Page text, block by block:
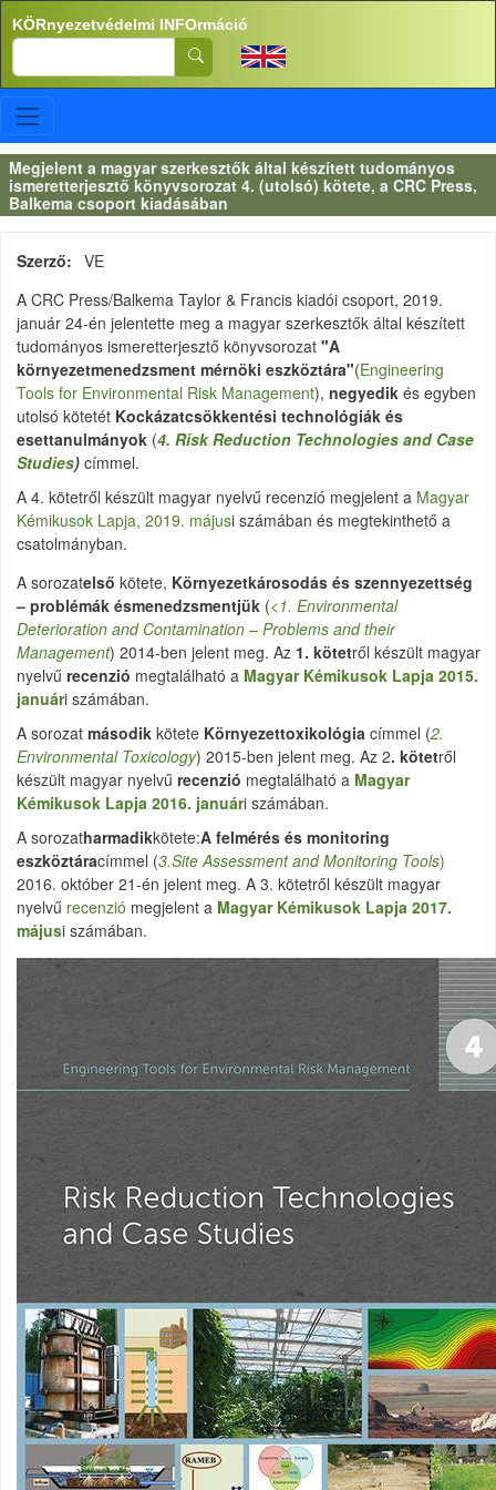
Ugrás a tartalomra
KÖRnyezetvédelmi INFOrmáció
Search
Megjelent a magyar szerkesztők által készített tudományos
ismeretterjesztő könyvsorozat 4. (utolsó) kötete, a CRC Press,
Balkema csoport kiadásában
Szerző
VE
A CRC Press/Balkema Taylor & Francis kiadói csoport, 2019.
január 24-én jelentette meg a magyar szerkesztők által készített
tudományos ismeretterjesztő könyvsorozat "A
környezetmenedzsment mérnöki eszköztára"(Engineering
Tools for Environmental Risk Management), negyedik és egyben
utolsó kötetét Kockázatcsökkentési technológiák és
esettanulmányok (4. Risk Reduction Technologies and Case
Studies) címmel.
A 4. kötetről készült magyar nyelvű recenzió megjelent a Magyar
Kémikusok Lapja, 2019. májusi számában és megtekinthető a
csatolmányban.
A sorozatelső kötete, Környezetkárosodás és szennyezettség
– problémák ésmenedzsmentjük (<1. Environmental
Deterioration and Contamination – Problems and their
Management) 2014-ben jelent meg. Az 1. kötetről készült magyar
nyelvű recenzió megtalálható a Magyar Kémikusok Lapja 2015.
januári számában.
A sorozat második kötete Környezettoxikológia címmel (2.
Environmental Toxicology) 2015-ben jelent meg. Az 2. kötetről
készült magyar nyelvű recenzió megtalálható a Magyar
Kémikusok Lapja 2016. januári számában.
A sorozatharmadikkötete:A felmérés és monitoring
eszköztáracímmel (3.Site Assessment and Monitoring Tools)
2016. október 21-én jelent meg. A 3. kötetről készült magyar
nyelvű recenzió megjelent a Magyar Kémikusok Lapja 2017.
májusi számában.